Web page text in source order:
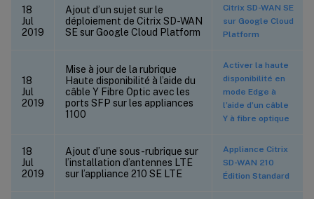
18
Jul
2019
Ajout d’un sujet sur le
déploiement de Citrix SD-WAN
SE sur Google Cloud Platform
Citrix SD-WAN SE
sur Google Cloud
Platform
18
Jul
2019
Mise à jour de la rubrique
Haute disponibilité à l’aide du
câble Y Fibre Optic avec les
ports SFP sur les appliances
1100
Activer la haute
disponibilité en
mode Edge à
l’aide d’un câble
Y à fibre optique
18
Jul
2019
Ajout d’une sous-rubrique sur
l’installation d’antennes LTE
sur l’appliance 210 SE LTE
Appliance Citrix
SD-WAN 210
Édition Standard